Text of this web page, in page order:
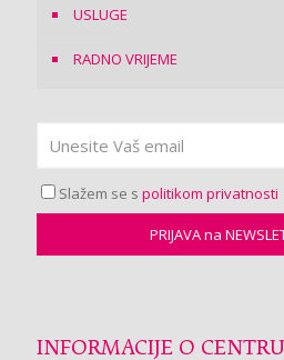
USLUGE
RADNO VRIJEME
Slažem se s politikom privatnosti
INFORMACIJE O CENTRU